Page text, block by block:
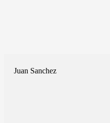
Juan Sanchez